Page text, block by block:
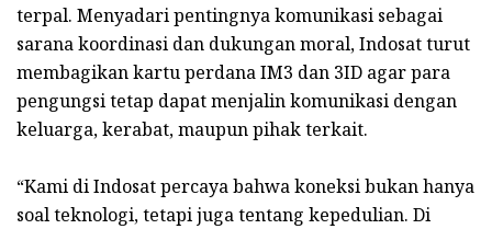
terpal. Menyadari pentingnya komunikasi sebagai
sarana koordinasi dan dukungan moral, Indosat turut
membagikan kartu perdana IM3 dan 3ID agar para
pengungsi tetap dapat menjalin komunikasi dengan
keluarga, kerabat, maupun pihak terkait.
“Kami di Indosat percaya bahwa koneksi bukan hanya
soal teknologi, tetapi juga tentang kepedulian. Di